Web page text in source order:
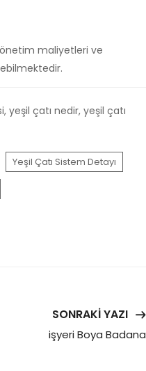
maliyetleri ve
yeşil çatı nedir, yeşil çatı
Yeşil Çatı Sistem Detayı
SONRAKI YAZI
işyeri Boya Badana